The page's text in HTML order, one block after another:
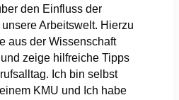
den Einfluss der
Arbeitswelt. Hierzu
aus der Wissenschaft
zeige hilfreiche Tipps
Ich bin selbst
KMU und Ich habe